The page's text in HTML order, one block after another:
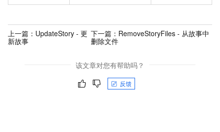
上一篇： UpdateStory - 更
新故事
下一篇： RemoveStoryFiles - 从故事中
删除文件
该文章对您有帮助吗？
反馈